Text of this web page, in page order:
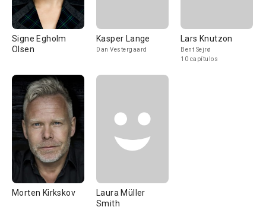
Signe Egholm
Olsen
Kasper Lange
Dan Vestergaard
Lars Knutzon
Bent Sejrø
10 capítulos
Morten Kirkskov
Laura Müller
Smith